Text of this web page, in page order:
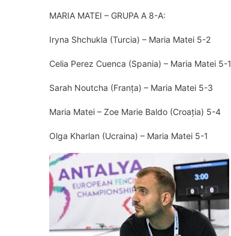
MARIA MATEI – GRUPA A 8-A:
Iryna Shchukla (Turcia) – Maria Matei 5-2
Celia Perez Cuenca (Spania) – Maria Matei 5-1
Sarah Noutcha (Franța) – Maria Matei 5-3
Maria Matei – Zoe Marie Baldo (Croația) 5-4
Olga Kharlan (Ucraina) – Maria Matei 5-1